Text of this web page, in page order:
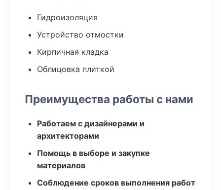
Гидроизоляция
Устройство отмостки
Кирпичная кладка
Облицовка плиткой
Преимущества работы с нами
Работаем с дизайнерами и
архитекторами
Помощь в выборе и закупке
материалов
Соблюдение сроков выполнения работ